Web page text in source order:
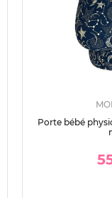
Porte bébé